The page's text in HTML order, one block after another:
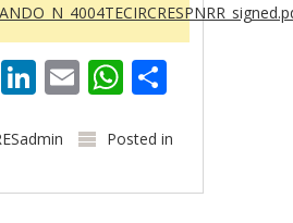
Twitter
LinkedIn
EmailWhatsApp
Posted in